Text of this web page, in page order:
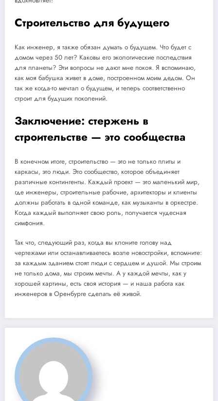
Строительство для будущего
Как инженер, я также обязан думать о будущем. Что будет с
домом через 50 лет? Каковы его экологические последствия
для планеты? Эти вопросы не дают мне покоя. Я вспоминаю,
как моя бабушка живет в доме, построенном моим дедом. Он
так же когда-то мечтал о будущем, и теперь соответственно
строит для будущих поколений.
Заключение: стержень в
строительстве — это сообщества
В конечном итоге, строительство — это не только плиты и
каркасы, это люди. Это сообщество, которое объединяет
различные контингенты. Каждый проект — это маленький мир,
где инженеры, строительные рабочие, архитекторы и клиенты
должны работать в одной команде, как музыканты в оркестре.
Когда каждый выполняет свою роль, получается чудесная
симфония.
Так что, следующий раз, когда вы клоните голову над
чертежами или останавливаетесь возле новостройки, вспомните:
за каждым зданием стоят люди с сердцем и душой. Мы строим
не только дома, мы строим мечты. А у каждой мечты, как у
хорошей картины, есть своя история — и наша работа как
инженеров в Оренбурге сделать её живой.